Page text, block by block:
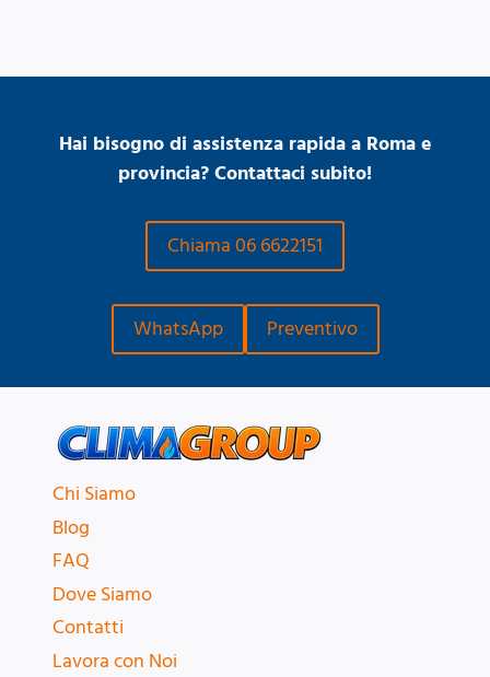
Hai bisogno di assistenza rapida a Roma e
provincia? Contattaci subito!
Chiama 06 6622151
WhatsApp Preventivo
Chi Siamo
Blog
FAQ
Dove Siamo
Contatti
Lavora con Noi